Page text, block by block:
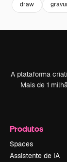
draw
A plataforma
Mais de 1
Produtos
Spaces
Assistente de IA